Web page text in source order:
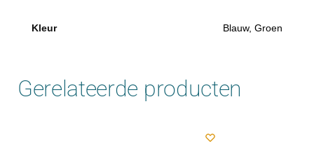
Kleur Blauw, Groen
Gerelateerde producten